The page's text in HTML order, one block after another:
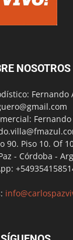
NOSOTROS
Fernando
Fernando
90. Piso 10. Of
- Córdoba -